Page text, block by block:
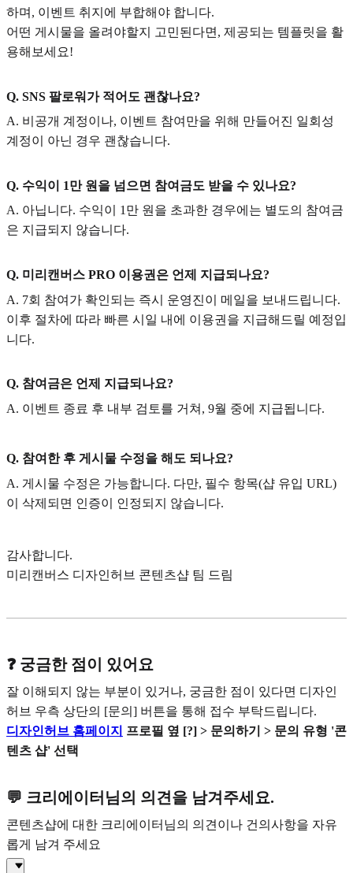
하며, 이벤트 취지에 부합해야 합니다.
어떤 게시물을 올려야할지 고민된다면, 제공되는 템플릿을 활
용해보세요!
Q. SNS 팔로워가 적어도 괜찮나요?
A. 비공개 계정이나, 이벤트 참여만을 위해 만들어진 일회성
계정이 아닌 경우 괜찮습니다.
Q. 수익이 1만 원을 넘으면 참여금도 받을 수 있나요?
A. 아닙니다. 수익이 1만 원을 초과한 경우에는 별도의 참여금
은 지급되지 않습니다.
Q. 미리캔버스 PRO 이용권은 언제 지급되나요?
A. 7회 참여가 확인되는 즉시 운영진이 메일을 보내드립니다.
이후 절차에 따라 빠른 시일 내에 이용권을 지급해드릴 예정입
니다.
Q. 참여금은 언제 지급되나요?
A. 이벤트 종료 후 내부 검토를 거쳐, 9월 중에 지급됩니다.
Q. 참여한 후 게시물 수정을 해도 되나요?
A. 게시물 수정은 가능합니다. 다만, 필수 항목(샵 유입 URL)
이 삭제되면 인증이 인정되지 않습니다.
감사합니다.
미리캔버스 디자인허브 콘텐츠샵 팀 드림
❓ 궁금한 점이 있어요
잘 이해되지 않는 부분이 있거나, 궁금한 점이 있다면 디자인
허브 우측 상단의 [문의] 버튼을 통해 접수 부탁드립니다.
디자인허브 홈페이지 프로필 옆 [?] > 문의하기 > 문의 유형 '콘
텐츠 샵' 선택
💬 크리에이터님의 의견을 남겨주세요.
콘텐츠샵에 대한 크리에이터님의 의견이나 건의사항을 자유
롭게 남겨 주세요